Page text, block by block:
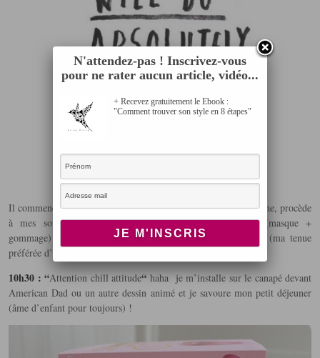
Il commence en général vers9h30 / 10h00. Je file sous la douche, procède
à mes soins cheveux (shampooing + masque) et peau (masque +
gommage) pour ensuite enfiler un leggings et un débardeur (ma tenue
préférée d’intérieur).
10h30 : “Attention chill attitude“ haha je m’installe sur le canapé devant
American Dad ou un autre dessin animé et je savoure mon petit déjeuner
(âme d’enfant pour toujours) !
N'attendez-pas ! Inscrivez-vous
pour ne rater aucun article, vidéo...
+ Recevez gratuitement le Ebook :
"Comment trouver son style en 8 étapes"